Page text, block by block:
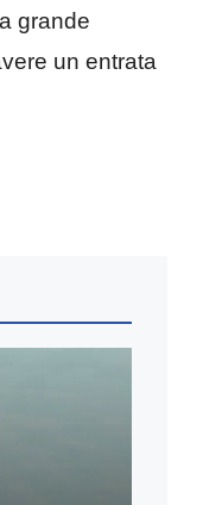
grande
un entrata